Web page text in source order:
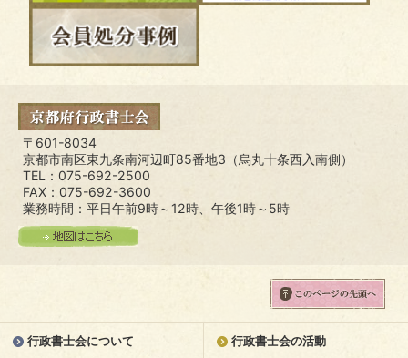
〒601-8034
京都市南区東九条南河辺町85番地3（烏丸十条西入南側）
TEL：075-692-2500
FAX：075-692-3600
業務時間：平日午前9時～12時、午後1時～5時
行政書士会について 行政書士会の活動